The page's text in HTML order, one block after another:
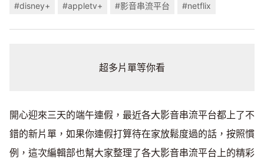
#disney+ #appletv+ #影音串流平台 #netflix
超多片單等你看
開心迎來三天的端午連假，最近各大影音串流平台都上了不
錯的新片單，如果你連假打算待在家放鬆度過的話，按照慣
例，這次編輯部也幫大家整理了各大影音串流平台上的精彩